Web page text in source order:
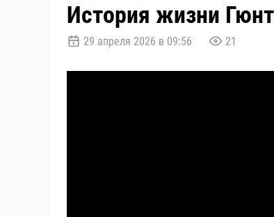
История жизни
29 апреля 2026 в 09:56 21